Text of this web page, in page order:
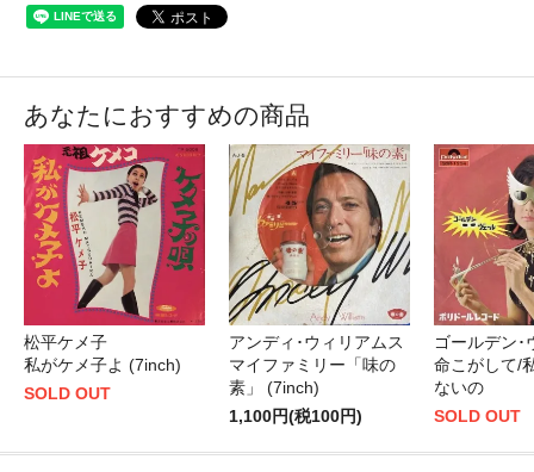
あなたにおすすめの商品
松平ケメ子
私がケメ子よ (7inch)
SOLD OUT
アンディ･ウィリアムス
マイファミリー「味の
素」 (7inch)
1,100円(税100円)
ゴールデン･
命こがして/
ないの
SOLD OUT